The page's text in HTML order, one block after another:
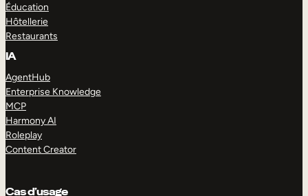
Éducation
Hôtellerie
Restaurants
IA
AgentHub
Enterprise Knowledge
MCP
Harmony AI
Roleplay
Content Creator
Cas d’usage